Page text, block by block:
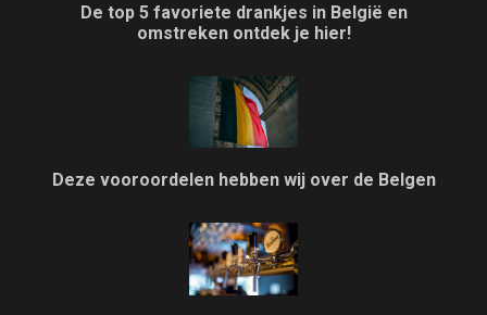
De top 5 favoriete drankjes in België en
omstreken ontdek je hier!
Deze vooroordelen hebben wij over de Belgen